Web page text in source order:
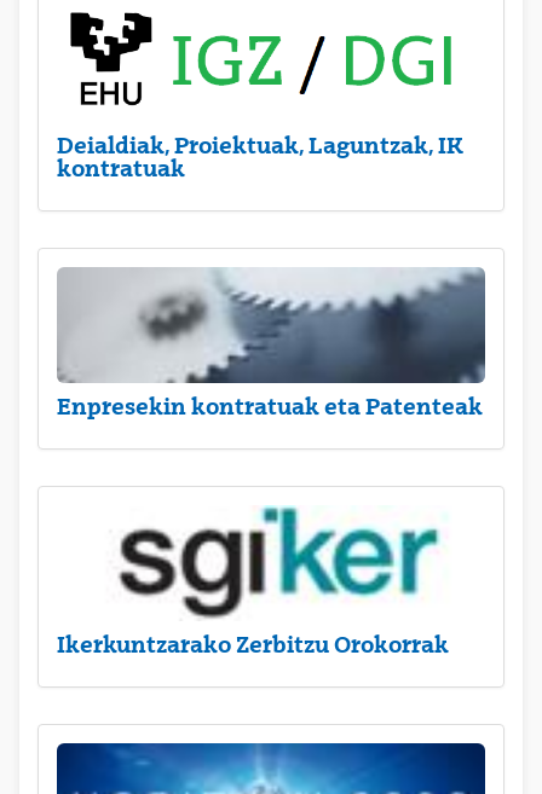
Deialdiak, Proiektuak, Laguntzak, IK
kontratuak
Enpresekin kontratuak eta Patenteak
Ikerkuntzarako Zerbitzu Orokorrak